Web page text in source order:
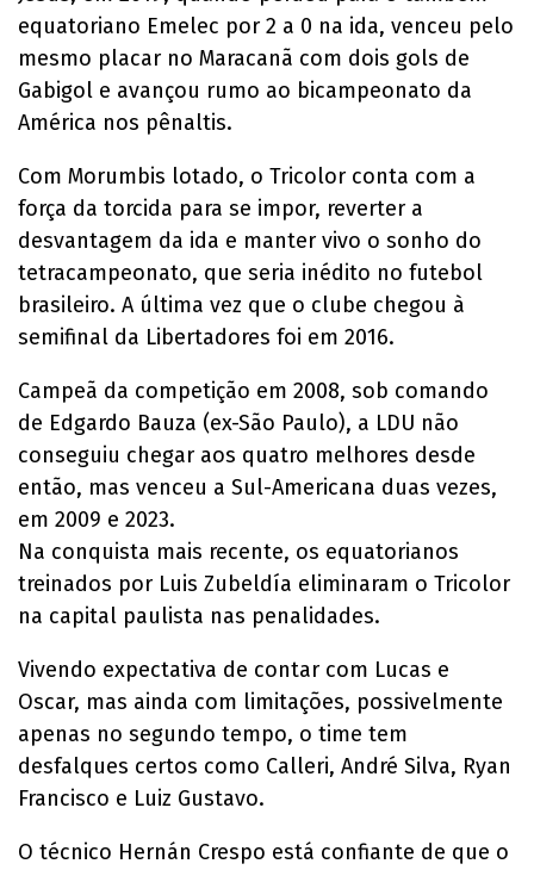
equatoriano Emelec por 2 a 0 na ida, venceu pelo
mesmo placar no Maracanã com dois gols de
Gabigol e avançou rumo ao bicampeonato da
América nos pênaltis.
Com Morumbis lotado, o Tricolor conta com a
força da torcida para se impor, reverter a
desvantagem da ida e manter vivo o sonho do
tetracampeonato, que seria inédito no futebol
brasileiro. A última vez que o clube chegou à
semifinal da Libertadores foi em 2016.
Campeã da competição em 2008, sob comando
de Edgardo Bauza (ex-São Paulo), a LDU não
conseguiu chegar aos quatro melhores desde
então, mas venceu a Sul-Americana duas vezes,
em 2009 e 2023.
Na conquista mais recente, os equatorianos
treinados por Luis Zubeldía eliminaram o Tricolor
na capital paulista nas penalidades.
Vivendo expectativa de contar com Lucas e
Oscar, mas ainda com limitações, possivelmente
apenas no segundo tempo, o time tem
desfalques certos como Calleri, André Silva, Ryan
Francisco e Luiz Gustavo.
O técnico Hernán Crespo está confiante de que o